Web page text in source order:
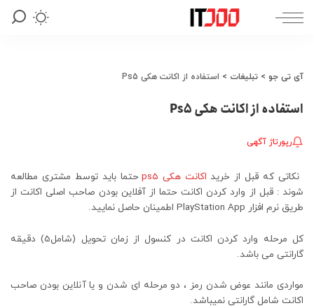
آی تی جو > تبلیغات > استفاده از اکانت هکی Ps5
استفاده از اکانت هکی Ps5
رپورتاژ آگهی
نکاتی که قبل از خرید اکانت هکی‌ ps5
حتما باید توسط مشتری مطالعه
شوند : قبل از وارد کردن اکانت حتما از آفلاین بودن صاحب اصلی اکانت از
طریق نرم افزار PlayStation App اطمینان حاصل نمایید.
کل مرحله وارد کردن اکانت در کنسول از زمان تحویل (شامل5) دقیقه
گارانتی می باشد.
مواردی مانند عوض شدن رمز ، دو مرحله ای شدن و یا آنلاین بودن صاحب
اکانت شامل گارانتی نمیباشد.